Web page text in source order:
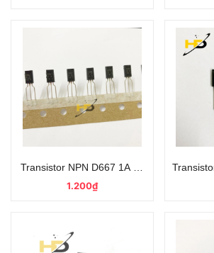
Transistor NPN D667 1A 80V TO-92L
1.200₫